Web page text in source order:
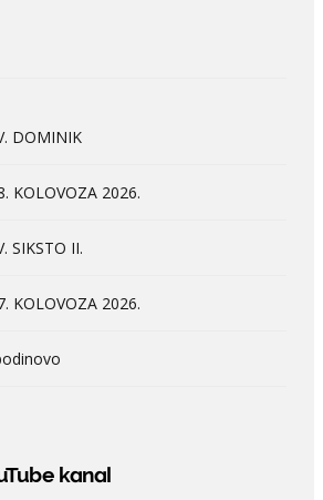
DOMINIK
KOLOVOZA 2026.
SIKSTO II.
KOLOVOZA 2026.
kanal